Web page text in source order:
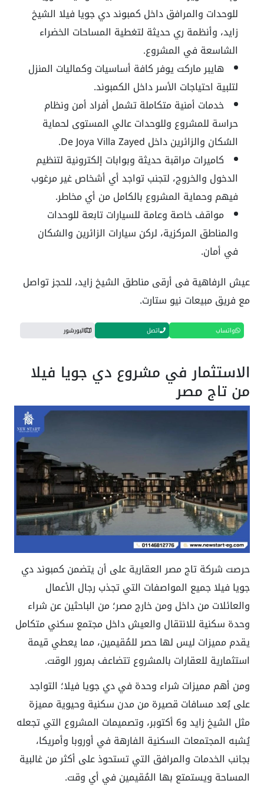
للوحدات والمرافق داخل كمبوند دي جويا فيلا الشيخ
زايد، وأنظمة ري حديثة لتغطية المساحات الخضراء
الشاسعة في المشروع.
هايبر ماركت يوفر كافة أساسيات وكماليات المنزل
لتلبية احتياجات الأسر داخل الكمبوند.
خدمات أمنية متكاملة تشمل أفراد أمن ونظام
حراسة للمشروع وللوحدات عالي المستوى لحماية
السُكان والزائرين داخل De Joya Villa Zayed.
كاميرات مراقبة حديثة وبوابات إلكترونية لتنظيم
الدخول والخروج، لتجنب تواجد أي أشخاص غير مرغوب
فيهم وحماية المشروع بالكامل من أي مخاطر.
مواقف خاصة وعامة للسيارات تابعة للوحدات
والمناطق المركزية، لركن سيارات الزائرين والسُكان
في أمان.
عيش الرفاهية فى أرقى مناطق الشيخ زايد، للحجز تواصل
مع فريق مبيعات نيو ستارت.
واتساب اتصل البورشور
الاستثمار في مشروع دي جويا فيلا
من تاج مصر
حرصت شركة تاج مصر العقارية على أن يتضمن كمبوند دي
جويا فيلا جميع المواصفات التي تجذب رجال الأعمال
والعائلات من داخل ومن خارج مصر؛ من الباحثين عن شراء
وحدة سكنية للانتقال والعيش داخل مجتمع سكني متكامل
يقدم مميزات ليس لها حصر للمُقيمين، مما يعطي قيمة
استثمارية للعقارات بالمشروع تتضاعف بمرور الوقت.
ومن أهم مميزات شراء وحدة في دي جويا فيلا؛ التواجد
على بُعد مسافات قصيرة من مدن سكنية وحيوية مميزة
مثل الشيخ زايد و6 أكتوبر، وتصميمات المشروع التي تجعله
يُشبه المجتمعات السكنية الفارهة في أوروبا وأمريكا،
بجانب الخدمات والمرافق التي تستحوذ على أكثر من غالبية
المساحة ويستمتع بها المُقيمين في أي وقت.